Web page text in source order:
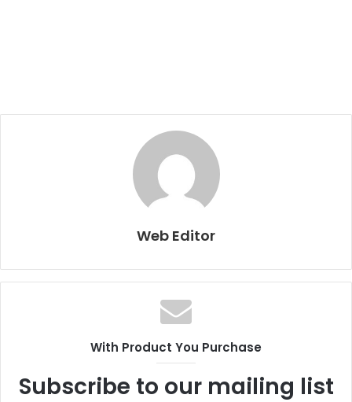
Web Editor
With Product You Purchase
Subscribe to our mailing list